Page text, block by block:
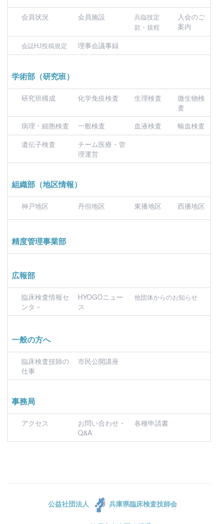
会員状況 会員施設
兵臨技定
款・規程
入会のご
案内
会誌HJ投稿規定 理事会議事録
学術部（研究班）
研究班構成 化学免疫検査 生理検査
微生物検
査
病理・細胞検査
一般検査 血液検査
輸血検査
遺伝子検査
チーム医療・管
理運営
組織部（地区情報）
神戸地区 丹但地区 東播地区 西播地区
精度管理事業部
広報部
臨床検査情報セ
ンタ－
HYOGOニュー
ス
他団体からのお知らせ
一般の方へ
臨床検査技師の
仕事
市民公開講座
事務局
アクセス
お問い合わせ・
Q&A
各種申請書
公益社団法人 兵庫県臨床検査技師会